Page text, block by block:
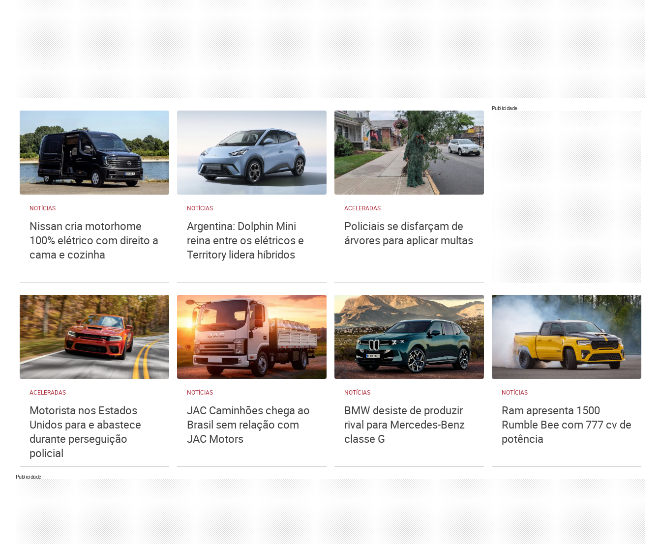
NOTÍCIAS
Nissan cria motorhome
100% elétrico com direito a
cama e cozinha
NOTÍCIAS
Argentina: Dolphin Mini
reina entre os elétricos e
Territory lidera híbridos
ACELERADAS
Policiais se disfarçam de
árvores para aplicar multas
Publicidade
ACELERADAS
Motorista nos Estados
Unidos para e abastece
durante perseguição
policial
NOTÍCIAS
JAC Caminhões chega ao
Brasil sem relação com
JAC Motors
NOTÍCIAS
BMW desiste de produzir
rival para Mercedes-Benz
classe G
NOTÍCIAS
Ram apresenta 1500
Rumble Bee com 777 cv de
potência
Publicidade